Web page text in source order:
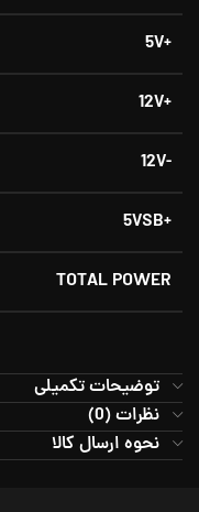
+5V
+12V
-12V
+5VSB
TOTAL POWER
توضیحات تکمیلی
نظرات (0)
نحوه ارسال کالا